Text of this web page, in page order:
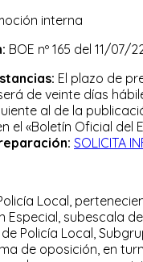
interna
BOE nº 165 del 11/07/
El plazo de
de veinte días
al de la
el «Boletín Oficial del
SOLICITA
Local,
Especial, subescala
Policía Local,
de oposición, en